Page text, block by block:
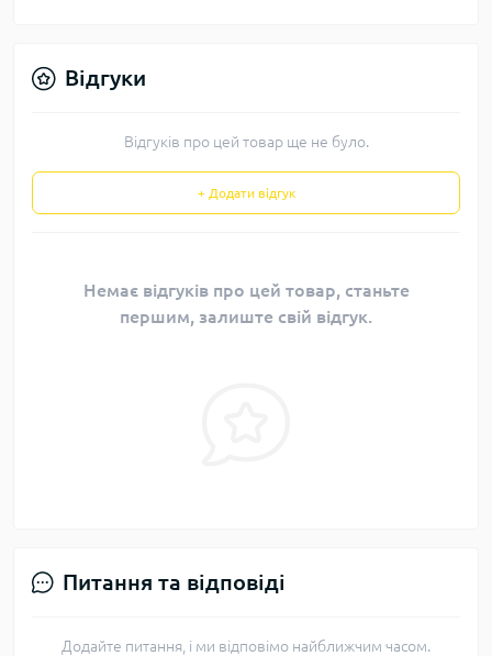
Відгуки
Відгуків про цей товар ще не було.
+ Додати відгук
Немає відгуків про цей товар, станьте
першим, залиште свій відгук.
Питання та відповіді
Додайте питання, і ми відповімо найближчим часом.